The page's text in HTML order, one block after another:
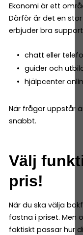
Ekonomi är ett
Därför är det en
erbjuder bra
chatt eller
guider och
hjälpcenter
När frågor uppstår
snabbt.
Välj
pris!
När du ska välja
fastna i priset. Men
faktiskt passar hur